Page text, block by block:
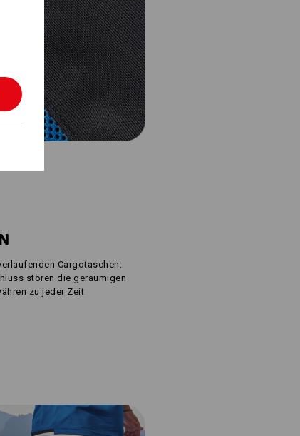
Cargotaschen:
stören die geräumigen
zu jeder Zeit